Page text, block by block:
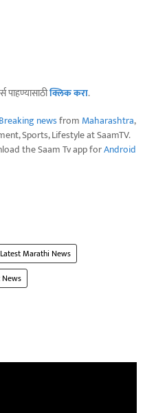
पाहण्यासाठीक्लिक करा.
Breaking newsfrom Maharashtra,
Sports, Lifestyle at SaamTV.
the Saam Tv app forAndroid
Latest Marathi News